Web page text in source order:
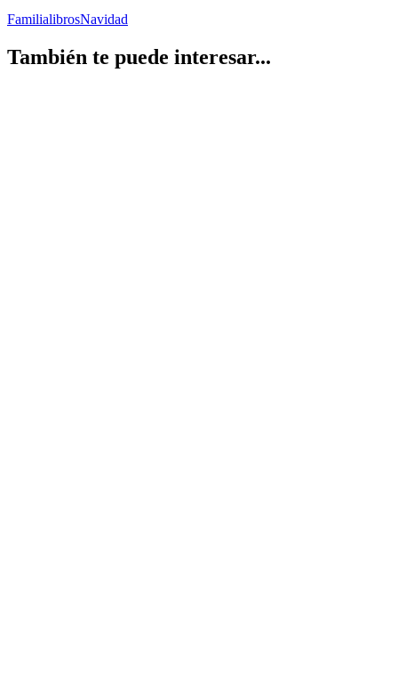
FamilialibrosNavidad
También te puede interesar...